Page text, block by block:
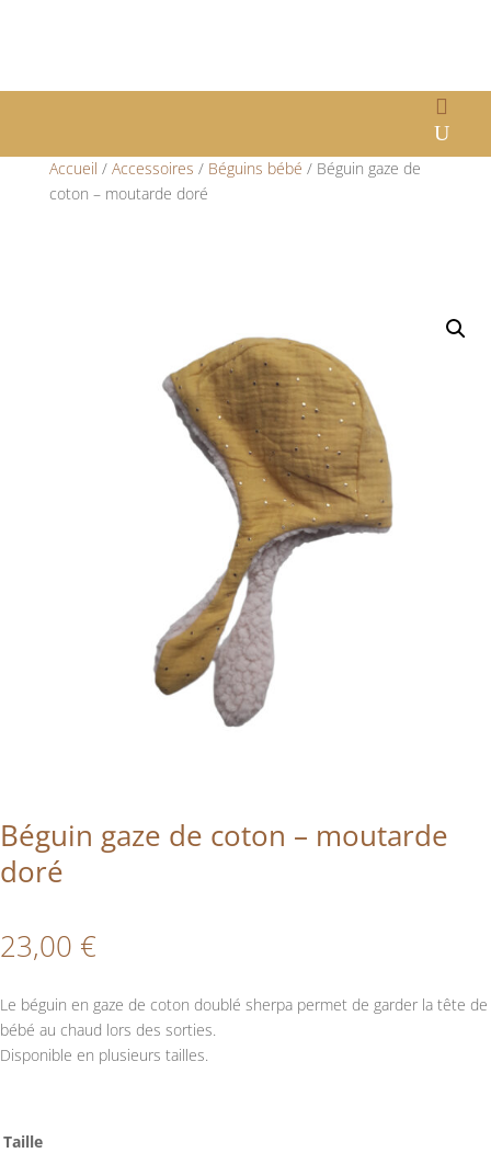
Accueil / Accessoires / Béguins bébé / Béguin gaze de
coton – moutarde doré
Béguin gaze de coton – moutarde
doré
23,00 €
Le béguin en gaze de coton doublé sherpa permet de garder la tête de
bébé au chaud lors des sorties.
Disponible en plusieurs tailles.
Taille